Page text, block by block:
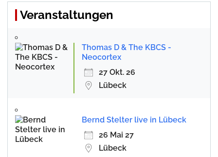
Veranstaltungen
Thomas D & The KBCS -
Neocortex
27 Okt. 26
Lübeck
Bernd Stelter live in Lübeck
26 Mai 27
Lübeck